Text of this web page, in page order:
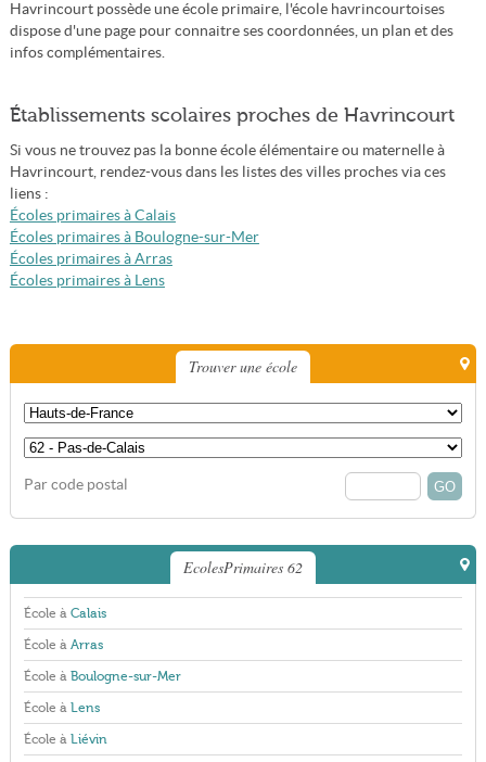
Havrincourt possède une école primaire, l'école havrincourtoises
dispose d'une page pour connaitre ses coordonnées, un plan et des
infos complémentaires.
Établissements scolaires proches de Havrincourt
Si vous ne trouvez pas la bonne école élémentaire ou maternelle à
Havrincourt, rendez-vous dans les listes des villes proches via ces
liens :
Écoles primaires à Calais
Écoles primaires à Boulogne-sur-Mer
Écoles primaires à Arras
Écoles primaires à Lens
Trouver une école
Par code postal
EcolesPrimaires 62
École à Calais
École à Arras
École à Boulogne-sur-Mer
École à Lens
École à Liévin